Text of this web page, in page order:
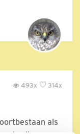
314x
493x
als